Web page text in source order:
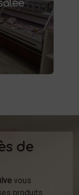
et bien
de
d'épicerie
de
vous
produits